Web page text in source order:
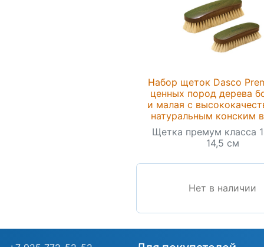
Набор щеток Dasco
ценных пород дерева
и малая с
натуральным конским
Щетка премум класса
14,5 см
Нет в наличии